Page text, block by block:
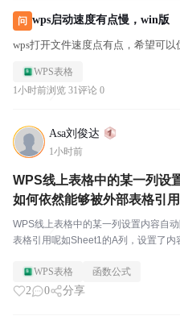
问 wps启动速度有点慢，win版
wps打开文件速度点有点，希望可以
WPS表格
1小时前浏览 31评论 0
Asa刘俊达
1小时前
WPS线上表格中的某一列设
如何依然能够被外部表格引
WPS线上表格中的某一列设置内容自
表格引用呢如Sheet1的A列，设置了
引用，请问怎么不能被引用的问题呀
WPS表格 函数公式
2 0 分享